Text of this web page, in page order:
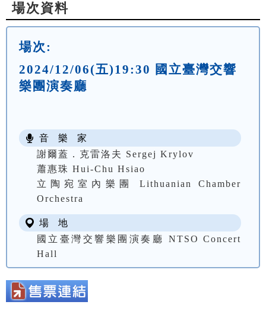
場次資料
場次:
2024/12/06(五)19:30 國立臺灣交響
樂團演奏廳
音 樂 家
謝爾蓋．克雷洛夫 Sergej Krylov
蕭惠珠 Hui-Chu Hsiao
立陶宛室內樂團 Lithuanian Chamber
Orchestra
場 地
國立臺灣交響樂團演奏廳 NTSO Concert
Hall